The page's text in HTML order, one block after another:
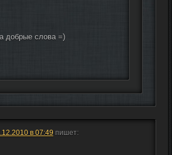
добрые слова =)
в 07:49 пишет: